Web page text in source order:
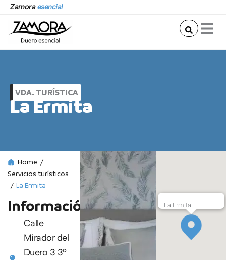
contenido
Zamoraesencial
VDA. TURÍSTICA
La Ermita
Home /
Servicios turísticos
/ La Ermita
Información
Calle
Mirador del
Duero 3 3º
La Ermita